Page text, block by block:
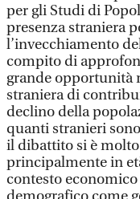
per gli Studi di
presenza straniera
l’invecchiamento
compito di
grande opportunità
straniera di
declino della
quanti stranieri
il dibattito si è
principalmente in
contesto